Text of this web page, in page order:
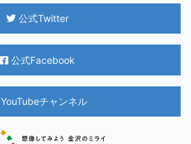
公式Twitter
公式Facebook
YouTubeチャンネル